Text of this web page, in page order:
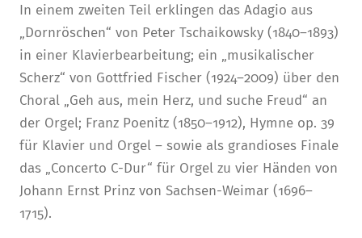
In einem zweiten Teil erklingen das Adagio aus
„Dornröschen“ von Peter Tschaikowsky (1840–1893)
in einer Klavierbearbeitung; ein „musikalischer
Scherz“ von Gottfried Fischer (1924–2009) über den
Choral „Geh aus, mein Herz, und suche Freud“ an
der Orgel; Franz Poenitz (1850–1912), Hymne op. 39
für Klavier und Orgel – sowie als grandioses Finale
das „Concerto C-Dur“ für Orgel zu vier Händen von
Johann Ernst Prinz von Sachsen-Weimar (1696–
1715).